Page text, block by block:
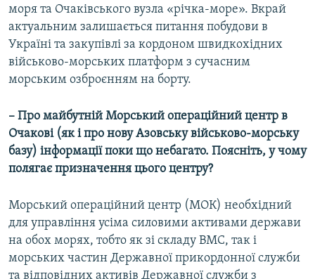
моря та Очаківського вузла «річка-море». Вкрай
актуальним залишається питання побудови в
Україні та закупівлі за кордоном швидкохідних
військово-морських платформ з сучасним
морським озброєнням на борту.
– Про майбутній Морський операційний центр в
Очакові (як і про нову Азовську військово-морську
базу) інформації поки що небагато. Поясніть, у чому
полягає призначення цього центру?
Морський операційний центр (МОК) необхідний
для управління усіма силовими активами держави
на обох морях, тобто як зі складу ВМС, так і
морських частин Державної прикордонної служби
та відповідних активів Державної служби з